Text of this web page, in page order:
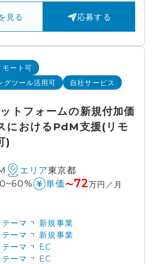
見る 応募する
モート可
グツール活用可
自社サービス
トフォームの新規付加価
におけるPdM支援(リモ
)
エリア東京都
単価 〜72万円／月
テーマ
新規事業
テーマ
新規事業
テーマ
EC
テーマ
EC